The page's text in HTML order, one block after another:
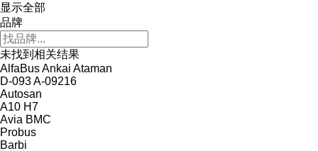
显示全部
品牌
未找到相关结果
AlfaBusAnkai Ataman
D-093A-09216
Autosan
A10 H7
Avia BMC
Probus
Barbi